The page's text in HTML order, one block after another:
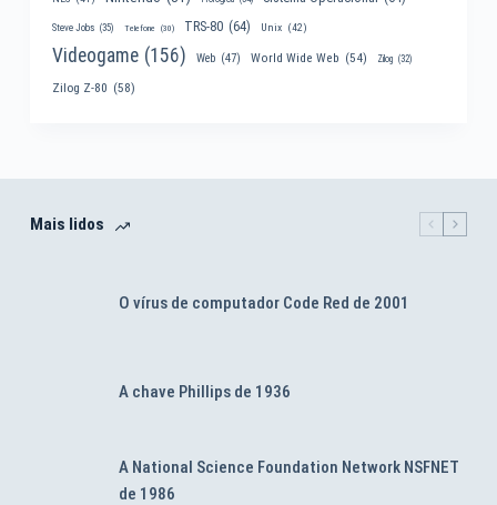
Steve Jobs (35) Telefone (30) TRS-80 (64) Unix (42)
Videogame (156) Web (47) World Wide Web (54) Zilog (32)
Zilog Z-80 (58)
Mais lidos
O vírus de computador Code Red de 2001
A chave Phillips de 1936
A National Science Foundation Network NSFNET
de 1986